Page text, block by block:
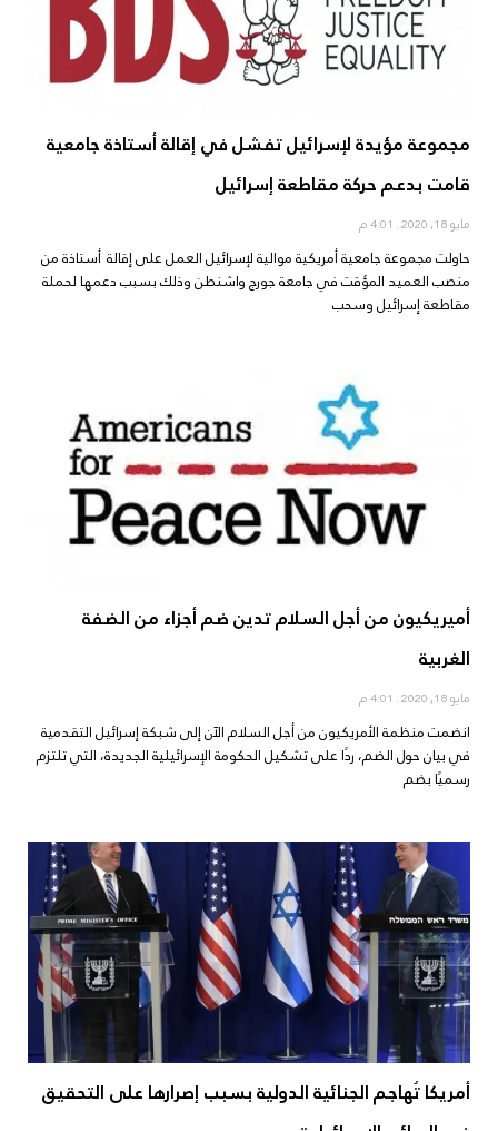
مجموعة مؤيدة لإسرائيل تفشل في إقالة أستاذة جامعية
قامت بدعم حركة مقاطعة إسرائيل
مايو 18, 2020
حاولت مجموعة جامعية أمريكية موالية لإسرائيل العمل على إقالة أستاذة من
منصب العميد المؤقت في جامعة جورج واشنطن وذلك بسبب دعمها لحملة
مقاطعة إسرائيل وسحب
أميريكيون من أجل السلام تدين ضم أجزاء من الضفة
الغربية
مايو 18, 2020
انضمت منظمة الأمريكيون من أجل السلام الآن إلى شبكة إسرائيل التقدمية
في بيان حول الضم، ردًا على تشكيل الحكومة الإسرائيلية الجديدة، التي تلتزم
رسميًا بضم
أمريكا تُهاجم الجنائية الدولية بسبب إصرارها على التحقيق